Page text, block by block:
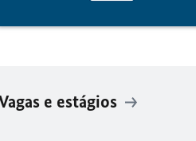
e estágios